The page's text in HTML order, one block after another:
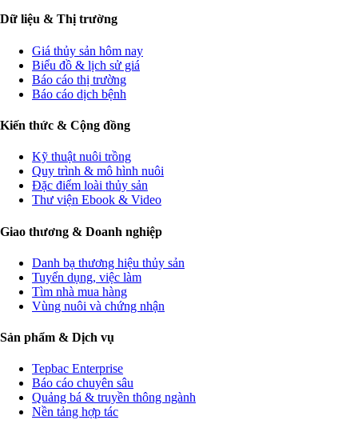
Dữ liệu & Thị trường
Giá thủy sản hôm nay
Biểu đồ & lịch sử giá
Báo cáo thị trường
Báo cáo dịch bệnh
Kiến thức & Cộng đồng
Kỹ thuật nuôi trồng
Quy trình & mô hình nuôi
Đặc điểm loài thủy sản
Thư viện Ebook & Video
Giao thương & Doanh nghiệp
Danh bạ thương hiệu thủy sản
Tuyển dụng, việc làm
Tìm nhà mua hàng
Vùng nuôi và chứng nhận
Sản phẩm & Dịch vụ
Tepbac Enterprise
Báo cáo chuyên sâu
Quảng bá & truyền thông ngành
Nền tảng hợp tác